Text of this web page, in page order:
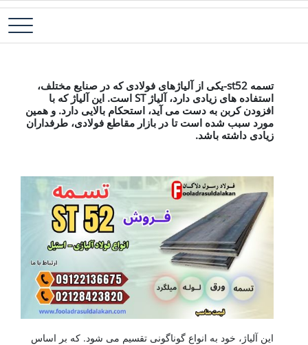
پرش فولاد آلیاژی-میلگرد آلیاژی-تسمه آلیاژی-ورق آلیاژی-لوله آلیاژی-نبشی
تسمه st52-یکی از آلیاژهای فولادی که در صنایع مختلف،
استفاده های زیادی دارد، آلیاژ ST است. این آلیاژ که با
افزودن کربن به دست می آید، استحکام بالایی دارد. و همین
مورد سبب شده است تا در بازار مقاطع فولادی، طرفداران
زیادی داشته باشد.
این آلیاژ، خود به انواع گوناگونی تقسیم می شود. که بر اساس